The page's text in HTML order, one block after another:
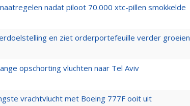
nadat piloot 70.000 xtc-pillen smokkelde
en ziet orderportefeuille verder groeien
opschorting vluchten naar Tel Aviv
vrachtvlucht met Boeing 777F ooit uit